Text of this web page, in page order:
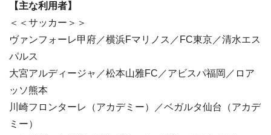
【主な利用者】
＜＜サッカー＞＞
ヴァンフォーレ甲府／横浜Fマリノス／FC東京／清水エス
パルス
大宮アルディージャ／松本山雅FC／アビスパ福岡／ロア
ッソ熊本
川崎フロンターレ（アカデミー）／ベガルタ仙台（アカデ
ミー）